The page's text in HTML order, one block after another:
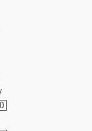
0